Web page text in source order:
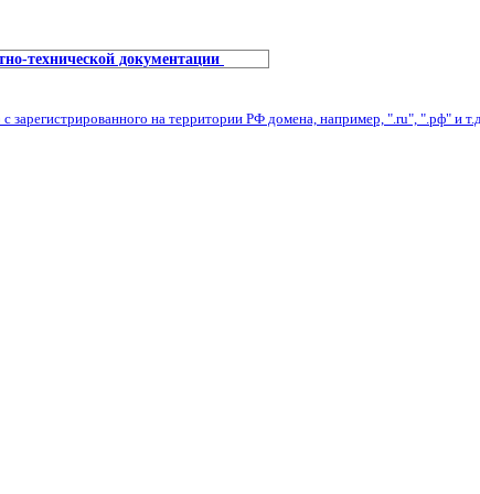
технической документации
зарегистрированного на территории РФ домена, например, ".ru", ".рф" и